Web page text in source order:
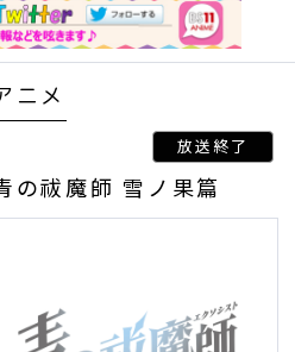
ニメ
の祓魔師 雪ノ果篇